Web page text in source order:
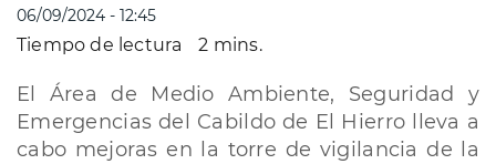
06/09/2024 - 12:45
Tiempo de lectura 2 mins.
El Área de Medio Ambiente, Seguridad y
Emergencias del Cabildo de El Hierro lleva a
cabo mejoras en la torre de vigilancia de la